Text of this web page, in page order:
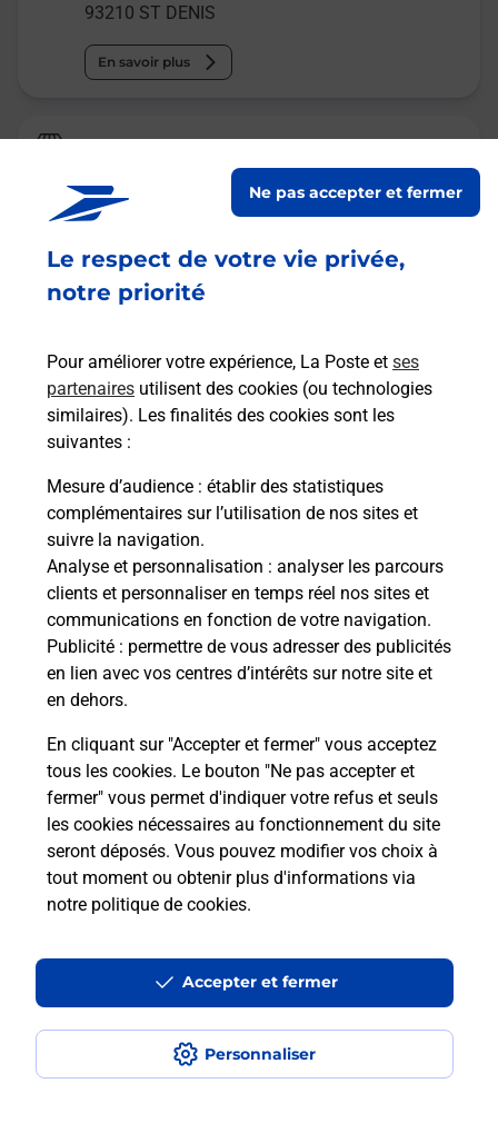
Le respect de votre vie privée,
notre priorité
Pour améliorer votre expérience, La Poste et ses
partenaires utilisent des cookies (ou technologies
similaires). Les finalités des cookies sont les
suivantes :
Mesure d’audience : établir des statistiques
complémentaires sur l’utilisation de nos sites et
suivre la navigation.
Analyse et personnalisation : analyser les parcours
clients et personnaliser en temps réel nos sites et
communications en fonction de votre navigation.
Publicité : permettre de vous adresser des publicités
en lien avec vos centres d’intérêts sur notre site et
en dehors.
En cliquant sur "Accepter et fermer" vous acceptez
tous les cookies. Le bouton "Ne pas accepter et
fermer" vous permet d'indiquer votre refus et seuls
les cookies nécessaires au fonctionnement du site
seront déposés. Vous pouvez modifier vos choix à
tout moment ou obtenir plus d'informations via
notre politique de cookies.
Personnaliser
Ne pas accepter et fermer
Accepter et fermer
93210 ST DENIS
En savoir plus
Relais Pickup
jusqu'à 21h00
74 RUE DU LANDY
93210 ST DENIS
Malin !
La Poste
en ligne
Ouvert 24h/24
En savoir plus
ST DENIS
CONSIGNE PICKUP GARE PLAINES FRANCE
Accessibilité : partiellement conforme
Conditions contractuelles
Mentions légales